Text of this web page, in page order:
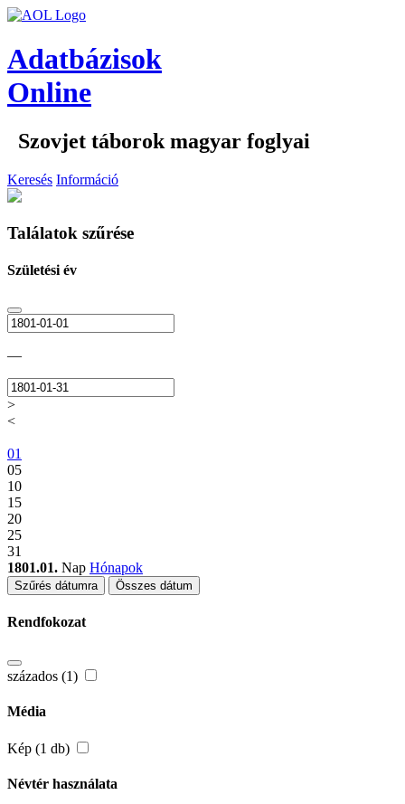
Adatbázisok
Online
Szovjet táborok magyar foglyai
Keresés Információ
Találatok szűrése
Születési év
—
>
<
01
05
10
15
20
25
31
1801.01. Nap Hónapok
Szűrés dátumra Összes dátum
Rendfokozat
százados (1)
Média
Kép (1 db)
Névtér használata